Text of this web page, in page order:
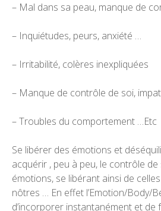
– Mal dans sa peau, manque de
– Inquiétudes, peurs, anxiété …
– Irritabilité, colères inexpliquées
– Manque de contrôle de soi,
– Troubles du comportement …Etc
Se libérer des émotions et
acquérir , peu à peu, le contrôle
émotions, se libérant ainsi de
nôtres … En effet l’Emotion/Body/
d’incorporer instantanément et de